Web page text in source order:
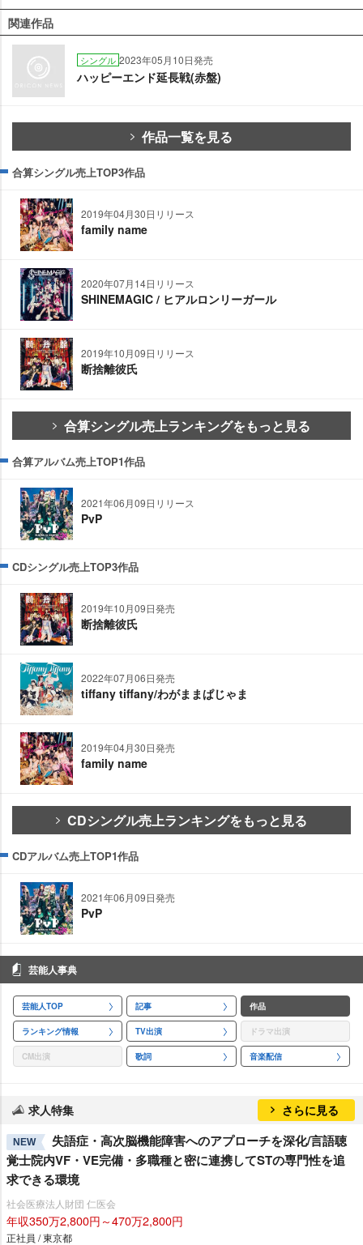
関連作品
シングル 2023年05月10日発売
ハッピーエンド延長戦(赤盤)
作品一覧を見る
合算シングル売上TOP3作品
2019年04月30日リリース
family name
2020年07月14日リリース
SHINEMAGIC / ヒアルロンリーガール
2019年10月09日リリース
断捨離彼氏
合算シングル売上ランキングをもっと見る
合算アルバム売上TOP1作品
2021年06月09日リリース
PvP
CDシングル売上TOP3作品
2019年10月09日発売
断捨離彼氏
2022年07月06日発売
tiffany tiffany/わがままぱじゃま
2019年04月30日発売
family name
CDシングル売上ランキングをもっと見る
CDアルバム売上TOP1作品
2021年06月09日発売
PvP
芸能人事典
芸能人TOP 記事 作品
ランキング情報 TV出演 ドラマ出演
CM出演 歌詞 音楽配信
求人特集 さらに見る
NEW
失語症・高次脳機能障害へのアプローチを深化/言語聴
覚士院内VF・VE完備・多職種と密に連携してSTの専門性を追
求できる環境
社会医療法人財団 仁医会
年収350万2,800円～470万2,800円
正社員 / 東京都